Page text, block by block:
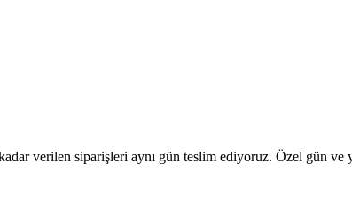
verilen siparişleri aynı gün teslim ediyoruz. Özel gün